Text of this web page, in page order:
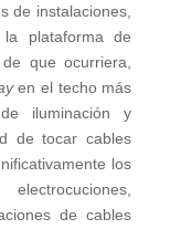
de instalaciones,
la plataforma de
que ocurriera,
en el techo más
iluminación y
de tocar cables
los
de cables